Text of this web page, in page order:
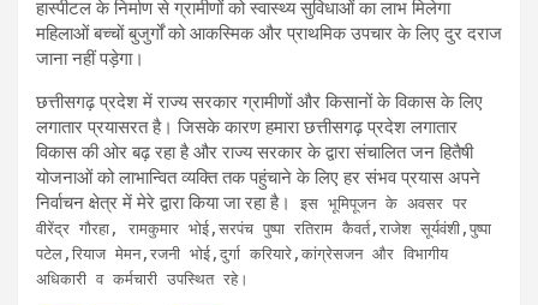
हास्पीटल के निर्माण से ग्रामीणों को स्वास्थ्य सुविधाओं का लाभ मिलेगा
महिलाओं बच्चों बुजुर्गों को आकस्मिक और प्राथमिक उपचार के लिए दुर दराज
जाना नहीं पड़ेगा।
छत्तीसगढ़ प्रदेश में राज्य सरकार ग्रामीणों और किसानों के विकास के लिए
लगातार प्रयासरत है। जिसके कारण हमारा छत्तीसगढ़ प्रदेश लगातार
विकास की ओर बढ़ रहा है और राज्य सरकार के द्वारा संचालित जन हितैषी
योजनाओं को लाभान्वित व्यक्ति तक पहुंचाने के लिए हर संभव प्रयास अपने
निर्वाचन क्षेत्र में मेरे द्वारा किया जा रहा है।
इस भूमिपूजन के अवसर पर
वीरेंद्र गौरहा, रामकुमार भोई,सरपंच पुष्पा रतिराम कैवर्त,राजेश सूर्यवंशी,पुष्पा
पटेल,रियाज मेमन,रजनी भोई,दुर्गा करियारे,कांग्रेसजन और विभागीय
अधिकारी व कर्मचारी उपस्थित रहे।